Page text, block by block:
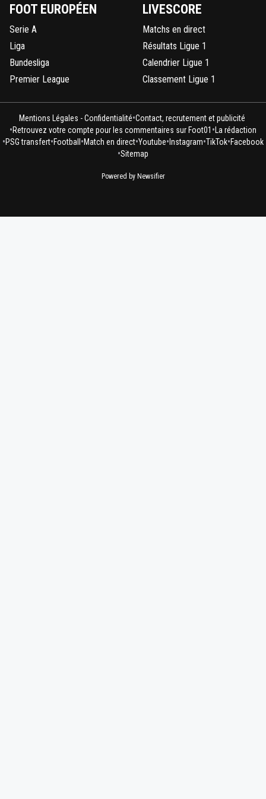
FOOT EUROPÉEN
Serie A
Liga
Bundesliga
Premier League
LIVESCORE
Matchs en direct
Résultats Ligue 1
Calendrier Ligue 1
Classement Ligue 1
Mentions Légales - Confidentialité•Contact, recrutement et publicité
•Retrouvez votre compte pour les commentaires sur Foot01 •La rédaction
•PSG transfert•Football •Match en direct•Youtube• Instagram•TikTok•Facebook
•Sitemap
Powered by Newsifier